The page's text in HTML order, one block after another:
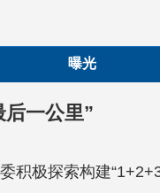
曝光
一公里”
极探索构建